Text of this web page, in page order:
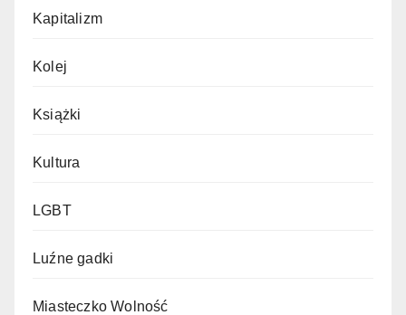
Kapitalizm
Kolej
Książki
Kultura
LGBT
Luźne gadki
Miasteczko Wolność